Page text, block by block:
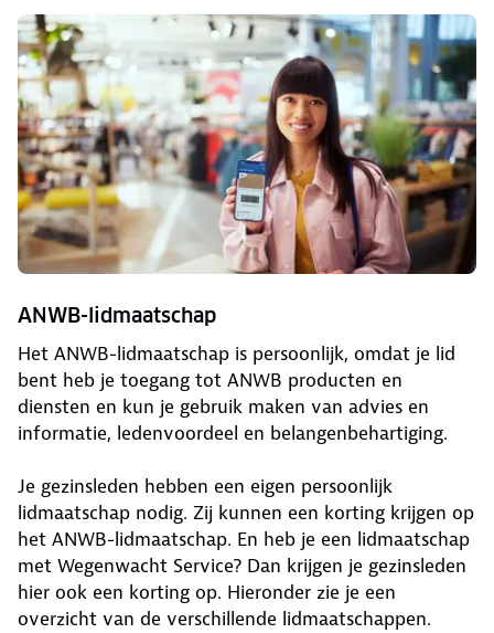
ANWB-lidmaatschap
Het ANWB-lidmaatschap is persoonlijk, omdat je lid
bent heb je toegang tot ANWB producten en
diensten en kun je gebruik maken van advies en
informatie, ledenvoordeel en belangenbehartiging.
Je gezinsleden hebben een eigen persoonlijk
lidmaatschap nodig. Zij kunnen een korting krijgen op
het ANWB-lidmaatschap. En heb je een lidmaatschap
met Wegenwacht Service? Dan krijgen je gezinsleden
hier ook een korting op. Hieronder zie je een
overzicht van de verschillende lidmaatschappen.